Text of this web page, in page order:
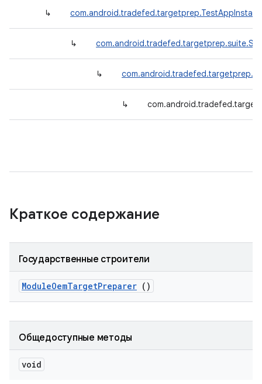
↳
↳
↳
↳
Краткое содержание
Государственные строители
ModuleOemTargetPreparer ()
Общедоступные методы
void